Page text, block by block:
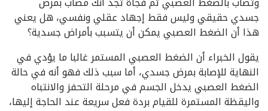
جسدي حقيقي وليس فقط إجهاد عقلي ونفسي، هل يعني
هذا أن الضغط العصبي يمكن أن يتسبب بأمراض جسدية؟
يقول الخبراء أن الضغط العصبي المستمر غالبا ما يؤدي في
النهاية للإصابة بمرض جسدي، أما سبب ذلك فهو أنه في حالة
الضغط العصبي يدخل الجسم في مرحلة التحفز والانتباه
واليقظة المستمرة للقيام بردة فعل سريعة عند الحاجة إليها،